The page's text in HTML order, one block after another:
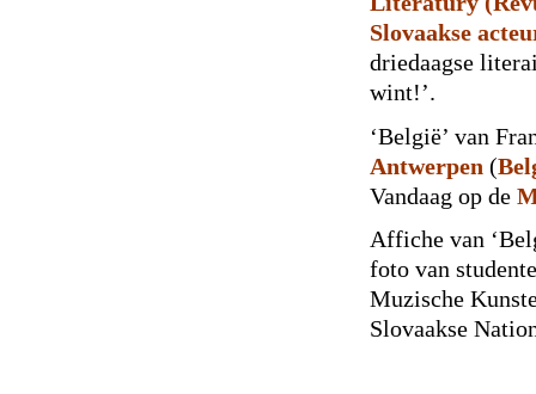
Slovaakse
driedaagse
wint!’.
‘België’ van
Antwerpen (
Vandaag op de
Affiche van
foto van
Muzische
Slovaakse